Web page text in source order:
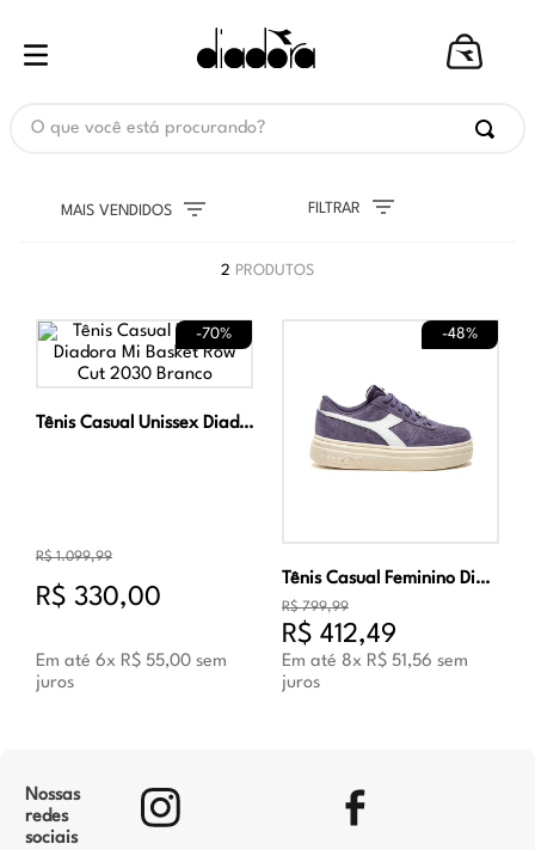
MAIS VENDIDOS FILTRAR
2 PRODUTOS
-70%
Tênis Casual Unissex Diadora Mi Basket Row Cut 2030 Branco
R$ 1.099,99
R$ 330,00
Em até 6x R$ 55,00 sem
juros
-48%
Tênis Casual Feminino Diadora Magic Bold Suede WN Roxo
R$ 799,99
R$ 412,49
Em até 8x R$ 51 ,56 sem
juros
Nossas
redes
sociais